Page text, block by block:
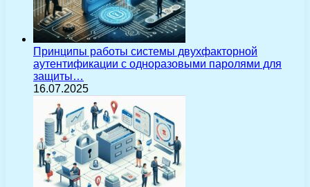
Принципы работы системы двухфакторной
аутентификации с одноразовыми паролями для
защиты…
16.07.2025